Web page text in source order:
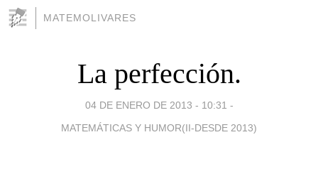
MATEMOLIVARES
La perfección.
04 DE ENERO DE 2013 - 10:31 -
MATEMÁTICAS Y HUMOR(II-DESDE 2013)